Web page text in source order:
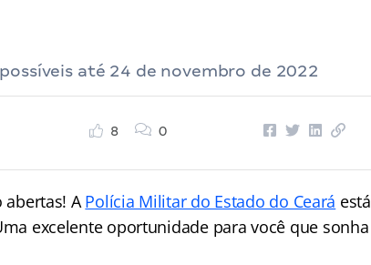
até 24 de novembro de 2022
8 0
abertas! APolícia Militar do Estado do Ceará está
excelente oportunidade para você que sonha